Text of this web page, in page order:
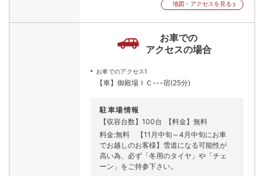
地図・アクセスを見る
お車での
アクセスの場合
お車でのアクセス1
【車】御殿場ＩＣ---宿(25分)
駐車場情報
【収容台数】100台
【料金】無料
料金:無料 【11月中旬～4月中旬にお車
でお越しのお客様】雪道になる可能性が
高い為、必ず「冬用のタイヤ」や「チェ
ーン」をご持参下さい。